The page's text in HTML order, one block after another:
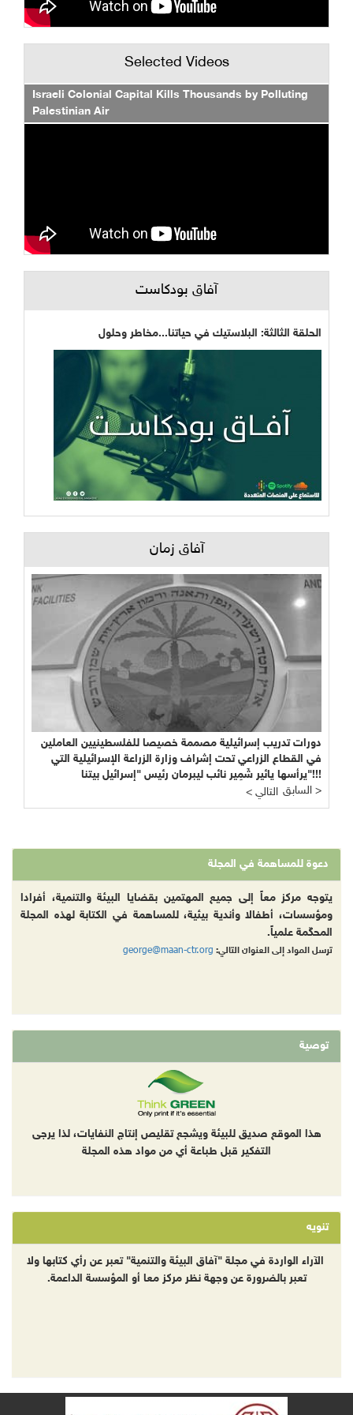
Selected Videos
Israeli Colonial Capital Kills Thousands by Polluting
Palestinian Air
آفاق بودكاست
الحلقة الثالثة: البلاستيك في حياتنا...مخاطر وحلول
آفاق زمان
دورات تدريب إسرائيلية مصممة خصيصا للفلسطينيين العاملين
في القطاع الزراعي تحت إشراف وزارة الزراعة الإسرائيلية التي
يرأسها يائير شَمِير نائب ليبرمان رئيس "إسرائيل بيتنا"!!!
< التالي
السابق >
دعوة للمساهمة في المجلة
يتوجه مركز معاً إلى جميع المهتمين بقضايا البيئة والتنمية، أفرادا
ومؤسسات، أطفالا وأندية بيئية، للمساهمة في الكتابة لهذه المجلة
المحكّمة علمياً.
ترسل المواد إلى العنوان التالي: george@maan-ctr.org
توصية
هذا الموقع صديق للبيئة ويشجع تقليص إنتاج النفايات، لذا يرجى
التفكير قبل طباعة أي من مواد هذه المجلة
تنويه
الآراء الواردة في مجلة "آفاق البيئة والتنمية" تعبر عن رأي كتابها ولا
تعبر بالضرورة عن وجهة نظر مركز معا أو المؤسسة الداعمة.